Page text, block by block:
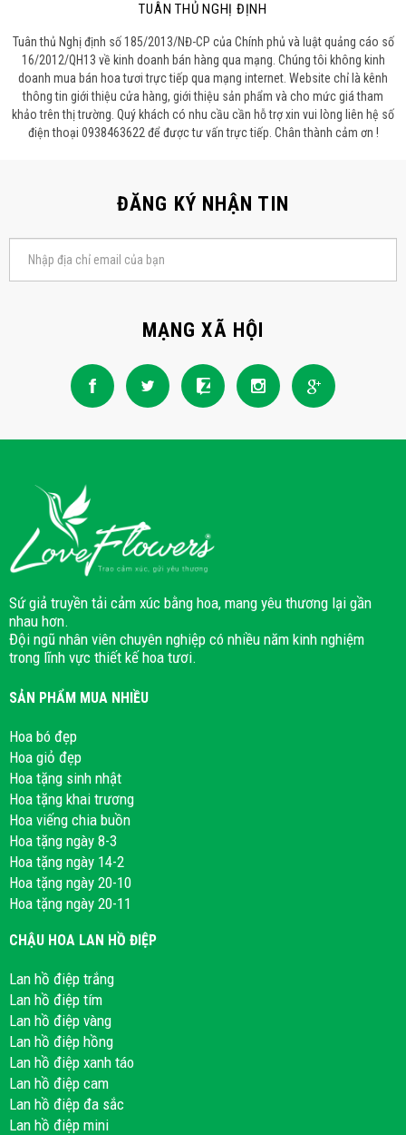
TUÂN THỦ NGHỊ ĐỊNH
Tuân thủ Nghị định số 185/2013/NĐ-CP của Chính phủ và luật quảng cáo số
16/2012/QH13 về kinh doanh bán hàng qua mạng. Chúng tôi không kinh
doanh mua bán hoa tươi trực tiếp qua mạng internet. Website chỉ là kênh
thông tin giới thiệu cửa hàng, giới thiệu sản phẩm và cho mức giá tham
khảo trên thị trường. Quý khách có nhu cầu cần hỗ trợ xin vui lòng liên hệ số
điện thoại 0938463622 để được tư vấn trực tiếp. Chân thành cảm ơn !
ĐĂNG KÝ NHẬN TIN
MẠNG XÃ HỘI
Sứ giả truyền tải cảm xúc bằng hoa, mang yêu thương lại gần
nhau hơn.
Đội ngũ nhân viên chuyên nghiệp có nhiều năm kinh nghiệm
trong lĩnh vực thiết kế hoa tươi.
SẢN PHẨM MUA NHIỀU
Hoa bó đẹp
Hoa giỏ đẹp
Hoa tặng sinh nhật
Hoa tặng khai trương
Hoa viếng chia buồn
Hoa tặng ngày 8-3
Hoa tặng ngày 14-2
Hoa tặng ngày 20-10
Hoa tặng ngày 20-11
CHẬU HOA LAN HỒ ĐIỆP
Lan hồ điệp trắng
Lan hồ điệp tím
Lan hồ điệp vàng
Lan hồ điệp hồng
Lan hồ điệp xanh táo
Lan hồ điệp cam
Lan hồ điệp đa sắc
Lan hồ điệp mini